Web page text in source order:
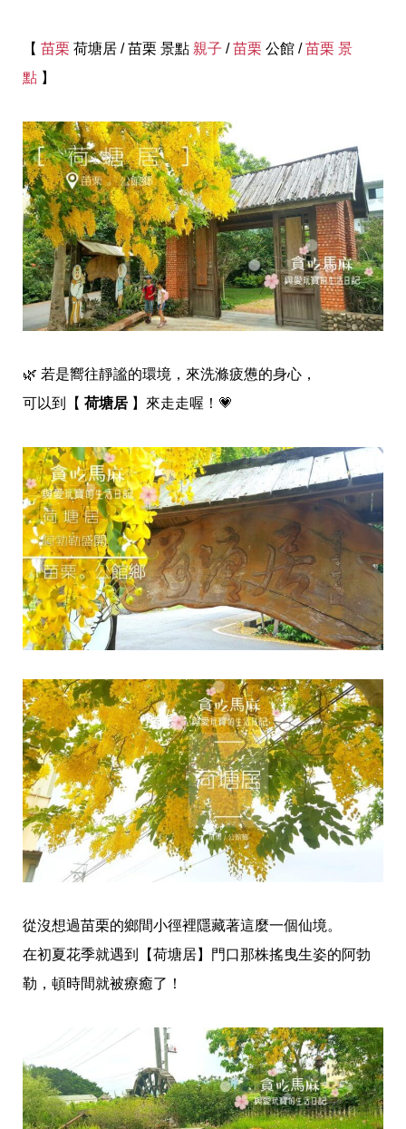
【 苗栗 荷塘居 / 苗栗 景點 親子 /苗栗 公館 /苗栗 景
點】
🌿 若是嚮往靜謐的環境，來洗滌疲憊的身心，
可以到【 荷塘居 】來走走喔！ 💗
從沒想過苗栗的鄉間小徑裡隱藏著這麼一個仙境。
在初夏花季就遇到【荷塘居】門口那株搖曳生姿的阿勃
勒，頓時間就被療癒了！